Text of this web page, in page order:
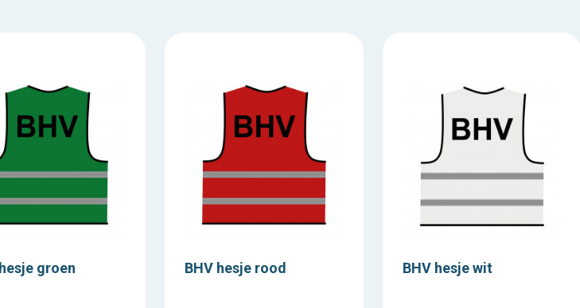
groen BHV hesje rood BHV hesje wit